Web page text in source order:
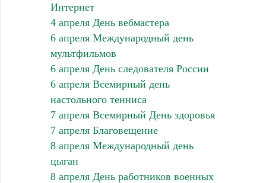
Интернет
4 апреля День вебмастера
6 апреля Международный день
мультфильмов
6 апреля День следователя России
6 апреля Всемирный день
настольного тенниса
7 апреля Всемирный День здоровья
7 апреля Благовещение
8 апреля Международный день
цыган
8 апреля День работников военных